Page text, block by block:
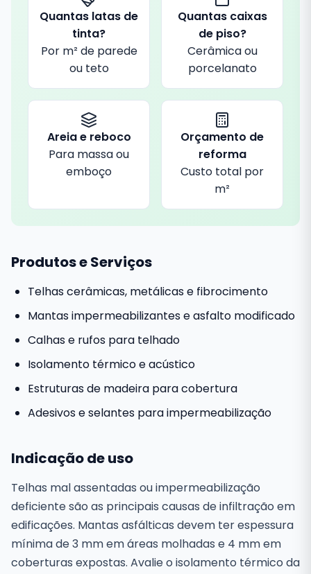
Quantas latas de
tinta?
Por m² de parede
ou teto
Quantas caixas
de piso?
Cerâmica ou
porcelanato
Areia e reboco
Para massa ou
emboço
Orçamento de
reforma
Custo total por
m²
Produtos e Serviços
Telhas cerâmicas, metálicas e fibrocimento
Mantas impermeabilizantes e asfalto modificado
Calhas e rufos para telhado
Isolamento térmico e acústico
Estruturas de madeira para cobertura
Adesivos e selantes para impermeabilização
Indicação de uso
Telhas mal assentadas ou impermeabilização
deficiente são as principais causas de infiltração em
edificações. Mantas asfálticas devem ter espessura
mínima de 3 mm em áreas molhadas e 4 mm em
coberturas expostas. Avalie o isolamento térmico da